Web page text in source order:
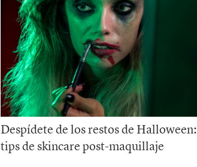
Despídete de los restos de Halloween:
tips de skincare post-maquillaje